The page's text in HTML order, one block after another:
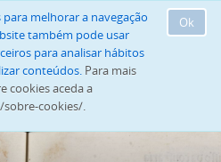
Ok
melhorar a navegação
também pode usar
para analisar hábitos
conteúdos. Para mais
cookies aceda a
cookies/.